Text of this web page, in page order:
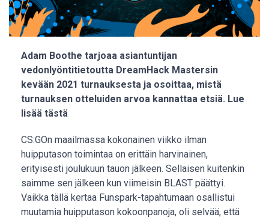
Adam Boothe tarjoaa asiantuntijan
vedonlyöntitietoutta DreamHack Mastersin
kevään 2021 turnauksesta ja osoittaa, mistä
turnauksen otteluiden arvoa kannattaa etsiä. Lue
lisää tästä
CS:GOn maailmassa kokonainen viikko ilman
huipputason toimintaa on erittäin harvinainen,
erityisesti joulukuun tauon jälkeen. Sellaisen kuitenkin
saimme sen jälkeen kun viimeisin BLAST päättyi.
Vaikka tällä kertaa Funspark-tapahtumaan osallistui
muutamia huipputason kokoonpanoja, oli selvää, että